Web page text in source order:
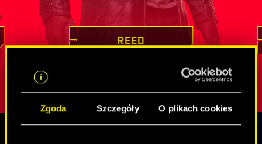
Zgoda Szczegóły O plikach cookies
jej
atut,
w jej
dowodził swoich mistrzowskich
umiejętności, podejmując się misji z
pozoru niemożliwych. Pozyskiwanie
cennych informacji czy infiltracja
strzeżonych celów to dla niego chleb
powszechny. Reed jest przy tym kimś
obdarzonym głębokim poczuciem
obowiązku, a u osób, z którymi
współpracuje, najwyżej ceni sobie
REED
który
innych
jest
spędziła
cechy